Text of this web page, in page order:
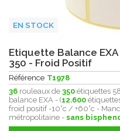
EN STOCK
Etiquette Balance
350 - Froid Positif
Référence T1978
36 rouleaux de 350 étiquettes
balance EXA - (12.600
froid positif -10°c / +60°c -
métropolitaine - sans